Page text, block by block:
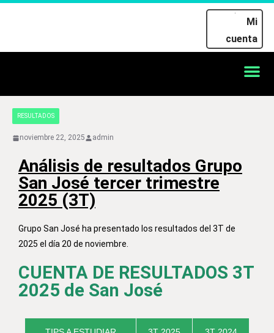
Mi
cuenta
RESULTADOS
noviembre 22, 2025 admin
Análisis de resultados Grupo
San José tercer trimestre
2025 (3T)
Grupo San José ha presentado los resultados del 3T de
2025 el día 20 de noviembre.
CUENTA DE RESULTADOS 3T
2025 de San José